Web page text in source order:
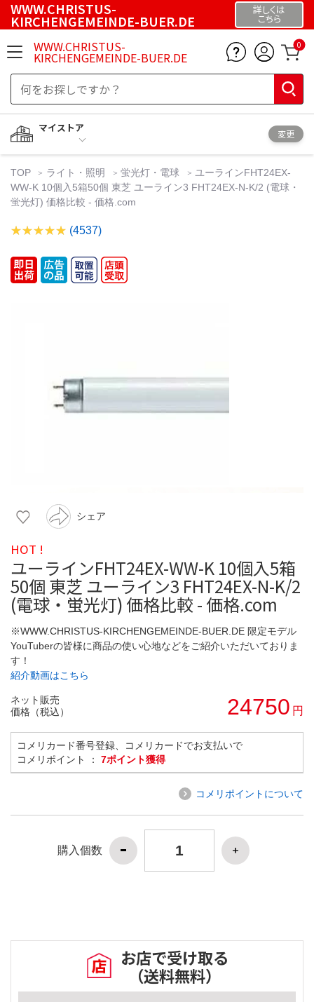
WWW.CHRISTUS-
KIRCHENGEMEINDE-BUER.DE
詳しくは
こちら
WWW.CHRISTUS-
KIRCHENGEMEINDE-BUER.DE
0
マイストア
変更
TOP ライト・照明 蛍光灯・電球
ユーラインFHT24EX-
WW-K 10個入5箱50個 東芝 ユーライン3 FHT24EX-N-K/2 (電球・
蛍光灯) 価格比較 - 価格.com
(4537)
シェア
HOT !
ユーラインFHT24EX-WW-K 10個入5箱
50個 東芝 ユーライン3 FHT24EX-N-K/2
(電球・蛍光灯) 価格比較 - 価格.com
※WWW.CHRISTUS-KIRCHENGEMEINDE-BUER.DE 限定モデル
YouTuberの皆様に商品の使い心地などをご紹介いただいておりま
す！
紹介動画はこちら
ネット販売
価格（税込）
24750 円
コメリカード番号登録、コメリカードでお支払いで
コメリポイント ： 7ポイント獲得
コメリポイントについて
購入個数
お店で受け取る
（送料無料）